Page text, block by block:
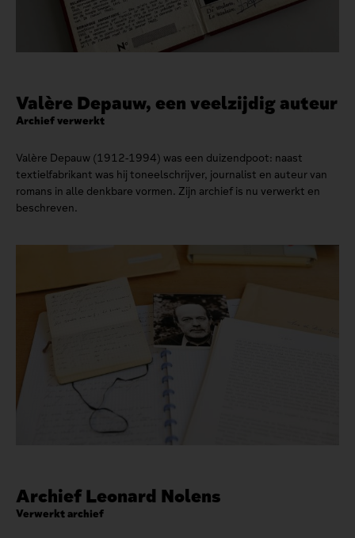
Valère Depauw, een veelzijdig auteur
Archief verwerkt
Valère Depauw (1912-1994) was een duizendpoot: naast
textielfabrikant was hij toneelschrijver, journalist en auteur van
romans in alle denkbare vormen. Zijn archief is nu verwerkt en
beschreven.
Archief Leonard Nolens
Verwerkt archief